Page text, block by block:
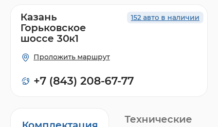
Технические
152 авто в наличии
Казань
Горьковское
шоссе 30к1
Проложить маршрут
+7 (843) 208-67-77